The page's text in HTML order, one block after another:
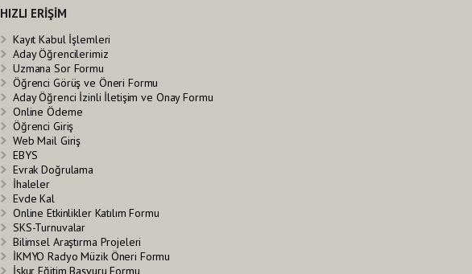
HIZLI ERİŞİM
Kayıt Kabul İşlemleri
Aday Öğrencilerimiz
Uzmana Sor Formu
Öğrenci Görüş ve Öneri Formu
Aday Öğrenci İzinli İletişim ve Onay Formu
Online Ödeme
Öğrenci Giriş
Web Mail Giriş
EBYS
Evrak Doğrulama
İhaleler
Evde Kal
Online Etkinlikler Katılım Formu
SKS-Turnuvalar
Bilimsel Araştırma Projeleri
İKMYO Radyo Müzik Öneri Formu
İşkur Eğitim Başvuru Formu